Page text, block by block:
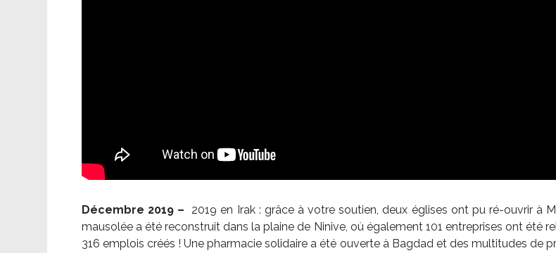
Décembre 2019 – 2019 en Irak : grâce à votre soutien, deux églises ont pu ré-ouvrir à
mausolée a été reconstruit dans la plaine de Ninive, où également 101 entreprises ont été
316 emplois créés ! Une pharmacie solidaire a été ouverte à Bagdad et des multitudes de